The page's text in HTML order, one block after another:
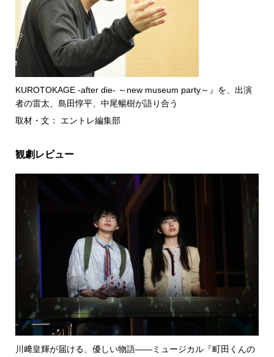
KUROTOKAGE -after die- ～new museum party～』を、出演
者の雷太、島田惇平、中尾暢樹が語り合う
取材・文： エントレ編集部
観劇レビュー
川﨑皇輝が届ける、優しい物語――ミュージカル『町田くんの